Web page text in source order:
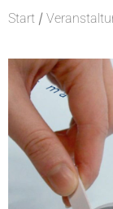
Start /